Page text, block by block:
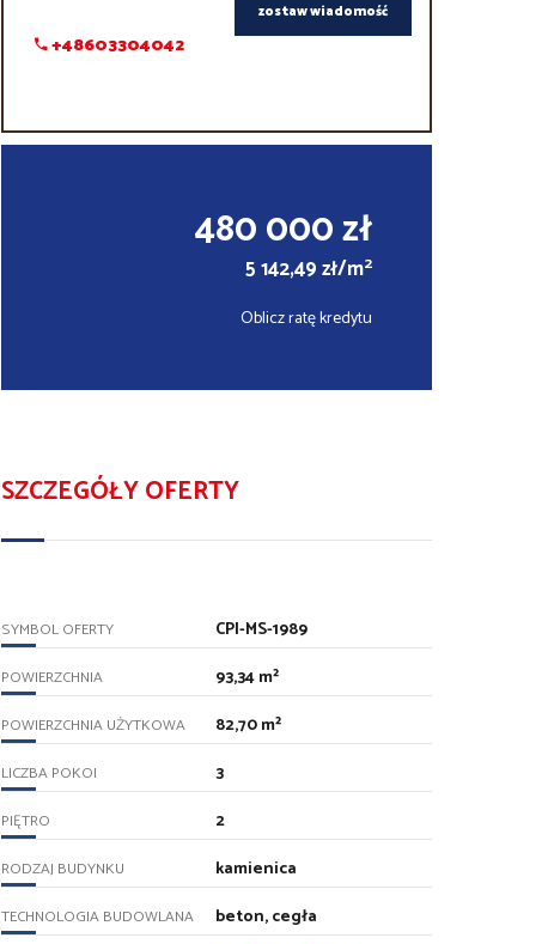
+48603304042
zostaw wiadomość
480 000 zł
5 142,49 zł/m2
Oblicz ratę kredytu
SZCZEGÓŁY OFERTY
SYMBOL OFERTY CPI-MS-1989
POWIERZCHNIA 93,34 m²
POWIERZCHNIA UŻYTKOWA 82,70 m²
LICZBA POKOI 3
PIĘTRO 2
RODZAJ BUDYNKU kamienica
TECHNOLOGIA BUDOWLANA beton, cegła